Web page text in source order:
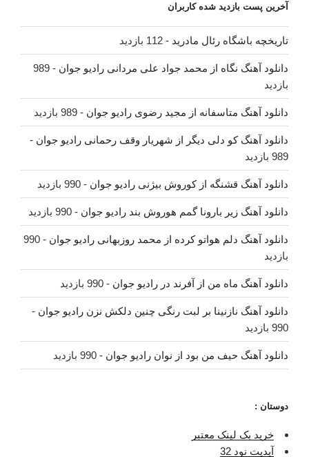
آخرین پست بازدید شده کاربران
تاریخچه باشگاه رئال مادرید - 112 بازدید
دانلود آهنگ نگاه از محمد جواد علی مردانی رادیو جوان
- 989
بازدید
دانلود آهنگ متاسفانه از مجید رضوی رادیو جوان - 989 بازدید
دانلود آهنگ کو دلی دیگر از شهریار وقف رحمانی رادیو جوان -
989 بازدید
دانلود آهنگ قشنگه از کوروش بیژنی رادیو جوان - 990 بازدید
دانلود آهنگ زیر بارونا گمم هوروش بند رادیو جوان - 990 بازدید
دانلود آهنگ دلم هواتو کرده از محمد روزبهانی رادیو جوان
- 990
بازدید
دانلود آهنگ ماه من از آفرند در رادیو جوان - 990 بازدید
دانلود آهنگ نازنینا بر لبت رنگی چنین دلکش نزن رادیو جوان -
990 بازدید
دانلود آهنگ حیف من بود از نوان رادیو جوان - 990 بازدید
دوستان :
خرید بک لینک معتبر
آپدیت نود 32